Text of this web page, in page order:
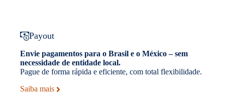
Payout
Envie pagamentos para o Brasil e o México – sem
necessidade de entidade local.
Pague de forma rápida e eficiente, com total flexibilidade.
Saiba mais